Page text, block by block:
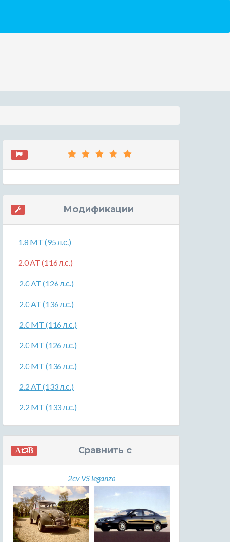
Модификации
1.8 MT (95 л.с.)
2.0 AT (116 л.с.)
2.0 AT (126 л.с.)
2.0 AT (136 л.с.)
2.0 MT (116 л.с.)
2.0 MT (126 л.с.)
2.0 MT (136 л.с.)
2.2 AT (133 л.с.)
2.2 MT (133 л.с.)
Сравнить с
2cv VS leganza